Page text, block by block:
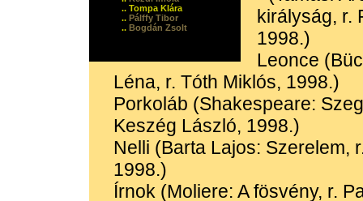
.. Tompa Klára
.. Pálffy Tibor
.. Bogdán Zsolt
királyság, r.
1998.)
Leonce
Léna, r. Tóth Miklós, 1998.)
Porkoláb (Shakespeare:
Keszég László, 1998.)
Nelli (Barta Lajos: Szerelem,
1998.)
Írnok (Moliere: A fösvény, r.